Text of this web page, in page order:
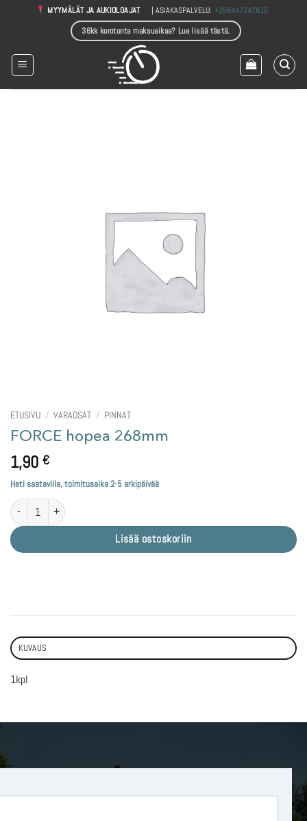
MYYMÄLÄT JA AUKIOLOAJAT | ASIAKASPALVELU:+358447247810
36kk korotonta maksuaikaa? Lue lisää tästä.
ETUSIVU / VARAOSAT / PINNAT
FORCE hopea 268mm
1,90 €
Heti saatavilla, toimitusaika 2-5 arkipäivää
FORCE hopea 268mm määrä
Lisää ostoskoriin
KUVAUS
1kpl